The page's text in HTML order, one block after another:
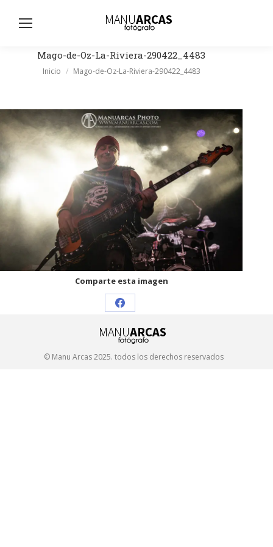
Mago-de-Oz-La-Riviera-290422_4483
Estás aquí:
Inicio Mago-de-Oz-La-Riviera-290422_4483
Comparte esta imagen
Share
on
Facebook
© Manu Arcas 2025. todos los derechos reservados